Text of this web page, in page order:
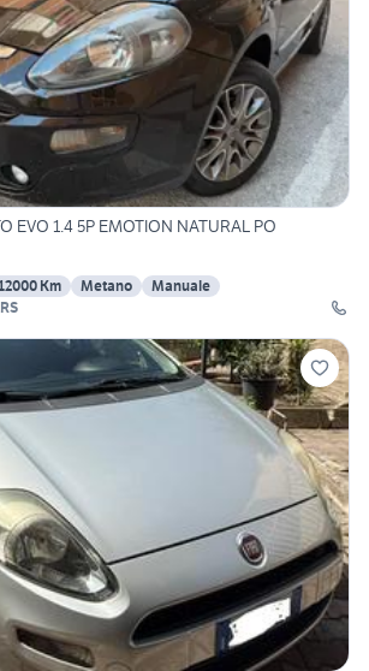
EVO 1.4 5P EMOTION NATURAL PO
Km Metano
Manuale